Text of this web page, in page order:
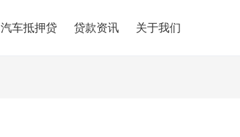
汽车抵押贷 贷款资讯 关于我们